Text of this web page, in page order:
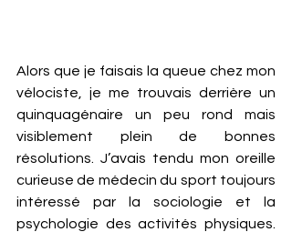
Alors que je faisais la queue chez mon
vélociste, je me trouvais derrière un
quinquagénaire un peu rond mais
visiblement plein de bonnes
résolutions. J’avais tendu mon oreille
curieuse de médecin du sport toujours
intéressé par la sociologie et la
psychologie des activités physiques.